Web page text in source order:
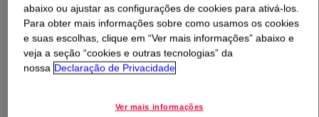
abaixo ou ajustar as configurações de cookies para ativá-los.
Para obter mais informações sobre como usamos os cookies
e suas escolhas, clique em “Ver mais informações” abaixo e
veja a seção “cookies e outras tecnologias” da
nossa Declaração de Privacidade
Ver mais informações